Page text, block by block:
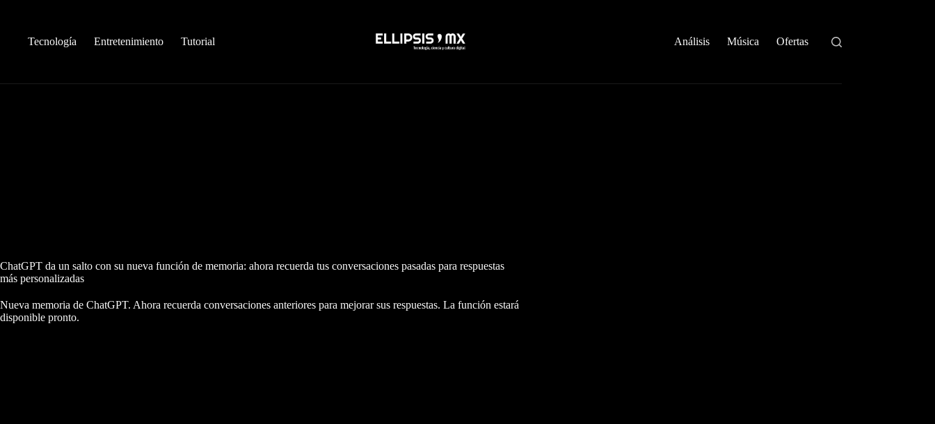
Tecnología
Entretenimiento Tutorial Análisis Música Ofertas
ChatGPT da un salto con su nueva función de memoria: ahora recuerda tus conversaciones pasadas para respuestas
más personalizadas
Nueva memoria de ChatGPT. Ahora recuerda conversaciones anteriores para mejorar sus respuestas. La función estará
disponible pronto.